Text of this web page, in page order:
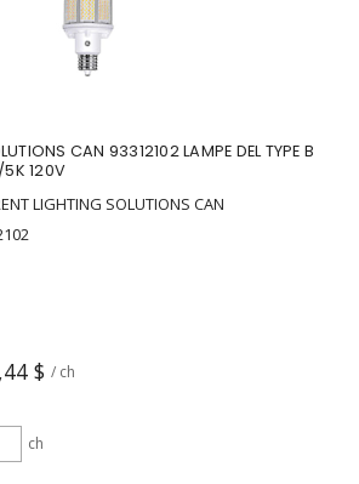
CAN 93312102 LAMPE DEL TYPE B
120V
LIGHTING SOLUTIONS CAN
$ / ch
ch